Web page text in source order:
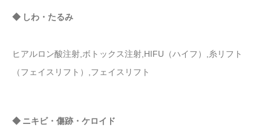
◆ しわ・たるみ
ヒアルロン酸注射,ボトックス注射,HIFU（ハイフ）,糸リフト
（フェイスリフト）,フェイスリフト
◆ ニキビ・傷跡・ケロイド